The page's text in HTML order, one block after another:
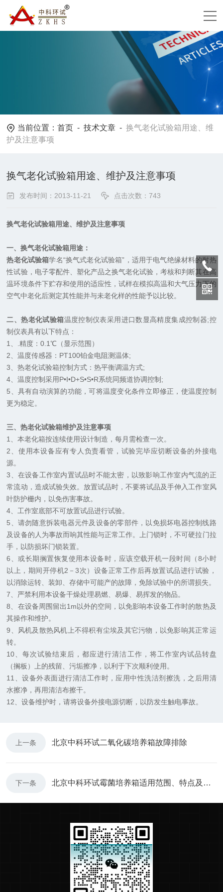
当前位置：首页 -技术文章 -换气老化试验箱用途、维
护及注意事项
换气老化试验箱用途、维护及注意事项
发布时间：2013-11-21 点击次数：743
换气老化试验箱用途、维护及注意事项
一、换气老化试验箱用途：
热老化试验箱学名“换气式老化试验箱”，适用于电气绝缘材料的耐热
性试验，电子零配件、塑化产品之换气老化试验，考核和判断其在高
温环境条件下贮存和使用的适应性，试样在模拟高温和大气压力下的
空气中老化后测定其性能并与未老化样的性能予以比较。
二、热老化试验箱温度控制仪表采用进口数显高精度集成控制器;控
制仪表具有以下特点：
1、.精度：0.1℃（显示范围）
2、温度传感器：PT100铂金电阻测温体;
3、热老化试验箱控制方式：热平衡调温方式;
4、温度控制采用P•I•D+S•S•R系统同频道协调控制;
5、具有自动演算的功能，可将温度变化条件立即修正，使温度控制
更为稳定。
三、热老化试验箱维护及注意事项
1、本老化箱按连续使用设计制造，每月需检查一次。
2、使用本设备应有专人负责看管，试验完毕应切断设备的外接电
源。
3、在设备工作室内置试品时不能太密，以致影响工作室内气流的正
常流动，造成试验失效。放置试品时，不要将试品及手伸入工作室风
叶防护栅内，以免伤害事故。
4、工作室底部不可放置试品进行试验。
5、请勿随意拆装电器元件及设备的零部件，以免损坏电器控制线路
及设备的人为事故而响其性能与正常工作。上门锁时，不可硬拉门拉
手，以防损坏门锁装置。
6、或长期搁置恢复使用本设备时，应该空载开机一段时间（8小时
以上，期间开停机2－3次）设备正常工作后再放置试品进行试验，
以消除运转、装卸、存储中可能产的故障，免除试验中的所谓损失。
7、严禁利用本设备干燥处理易燃、易爆、易挥发的物品。
8、在设备周围留出1m以外的空间，以免影响本设备工作时的散热及
其操作和维护。
9、风机及散热风机上不得积有尘埃及其它污物，以免影响其正常运
转。
10、每次试验结束后，都应进行清洁工作，将工作室内试品转盘
（搁板）上的残留、污垢擦净，以利于下次顺利使用。
11、设备外表面进行清洁工作时，应用中性洗洁剂擦洗，之后用清
水擦净，再用清洁布擦干。
12、设备维护时，请将设备外接电源切断，以防发生触电事故。
上一条 北京中科环试二氧化碳培养箱故障排除
下一条 北京中科环试霉菌培养箱适用范围、特点及故障处理